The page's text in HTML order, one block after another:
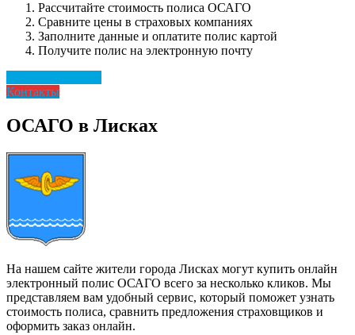
Рассчитайте стоимость полиса ОСАГО
Сравните цены в страховых компаниях
Заполните данные и оплатите полис картой
Получите полис на электронную почту
Контакты
ОСАГО в Лисках
На нашем сайте жители города Лисках могут купить онлайн
электронный полис ОСАГО всего за несколько кликов. Мы
представляем вам удобный сервис, который поможет узнать
стоимость полиса, сравнить предложения страховщиков и
оформить заказ онлайн.